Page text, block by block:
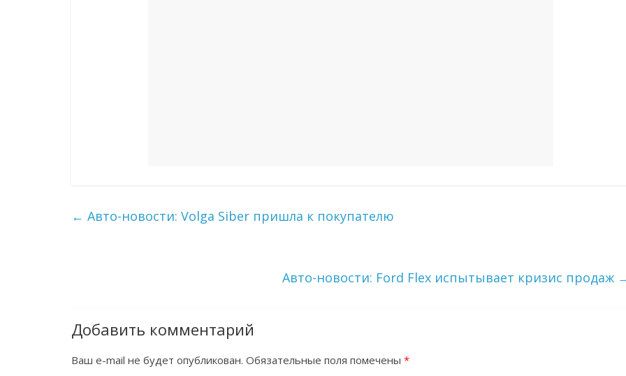
← Авто-новости: Volga Siber пришла к покупателю
Авто-новости: Ford Flex испытывает кризис продаж
Добавить комментарий
Ваш e-mail не будет опубликован. Обязательные поля помечены *